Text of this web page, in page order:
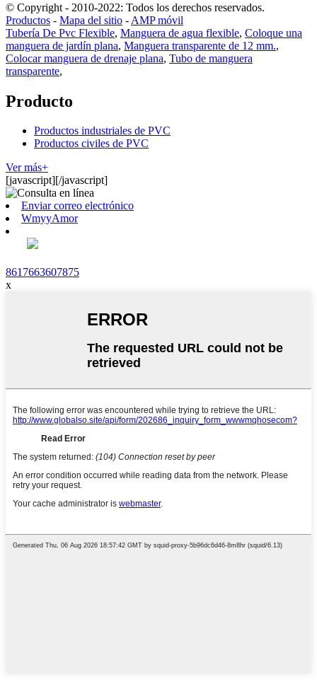
© Copyright - 2010-2022: Todos los derechos reservados.
Productos - Mapa del sitio - AMP móvil
Tubería De Pvc Flexible, Manguera de agua flexible, Coloque una
manguera de jardín plana, Manguera transparente de 12 mm.,
Colocar manguera de drenaje plana, Tubo de manguera
transparente,
Producto
Productos industriales de PVC
Productos civiles de PVC
Ver más+
[javascript] [/javascript]
Enviar correo electrónico
WmyyAmor
8617663607875
x